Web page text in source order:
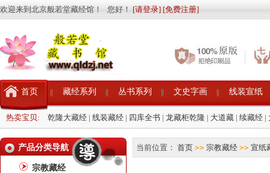
欢迎来到北京般若堂藏经馆！ 您好！ [请登录] [免费注册]
首页 藏经系列 丛书系列 文史字画 线装宣纸
热卖宝贝: 乾隆大藏经 | 线装藏经 | 四库全书 | 龙藏柜乾隆 | 大道藏 | 续藏经 |
产品分类导航
宗教藏经
当前位置： 首页 >> 宗教藏经 >> 宣纸